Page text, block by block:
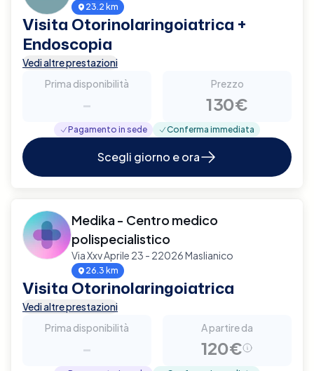
23.2 km
Visita Otorinolaringoiatrica +
Endoscopia
Vedi altre prestazioni
Prima disponibilità
-
Prezzo
130€
Pagamento in sede Conferma immediata
Scegli giorno e ora
Medika - Centro medico
polispecialistico
Via Xxv Aprile 23 - 22026 Maslianico
26.3 km
Visita Otorinolaringoiatrica
Vedi altre prestazioni
Prima disponibilità
-
A partire da
120€